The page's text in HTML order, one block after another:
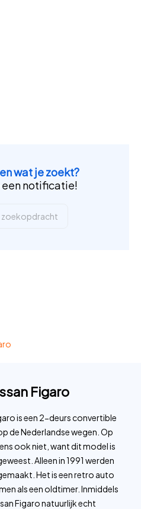
wat je zoekt?
een notificatie!
zoekopdracht
Figaro
is een 2-deurs convertible
de Nederlandse wegen. Op
ook niet, want dit model is
Alleen in 1991 werden
Het is een retro auto
als een oldtimer. Inmiddels
Figaro natuurlijk echt